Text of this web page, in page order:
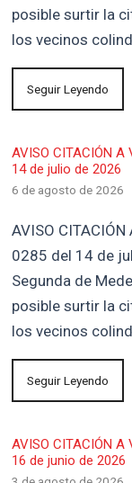
posible surtir la
los vecinos
Seguir Leyendo
AVISO CITACIÓN
14 de julio de 2026
6 de agosto de 2026
AVISO
0285 del 14 de
Segunda de
posible surtir la
los vecinos
Seguir Leyendo
AVISO CITACIÓN
16 de junio de 2026